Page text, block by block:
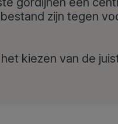
zijn tegen
kiezen van de